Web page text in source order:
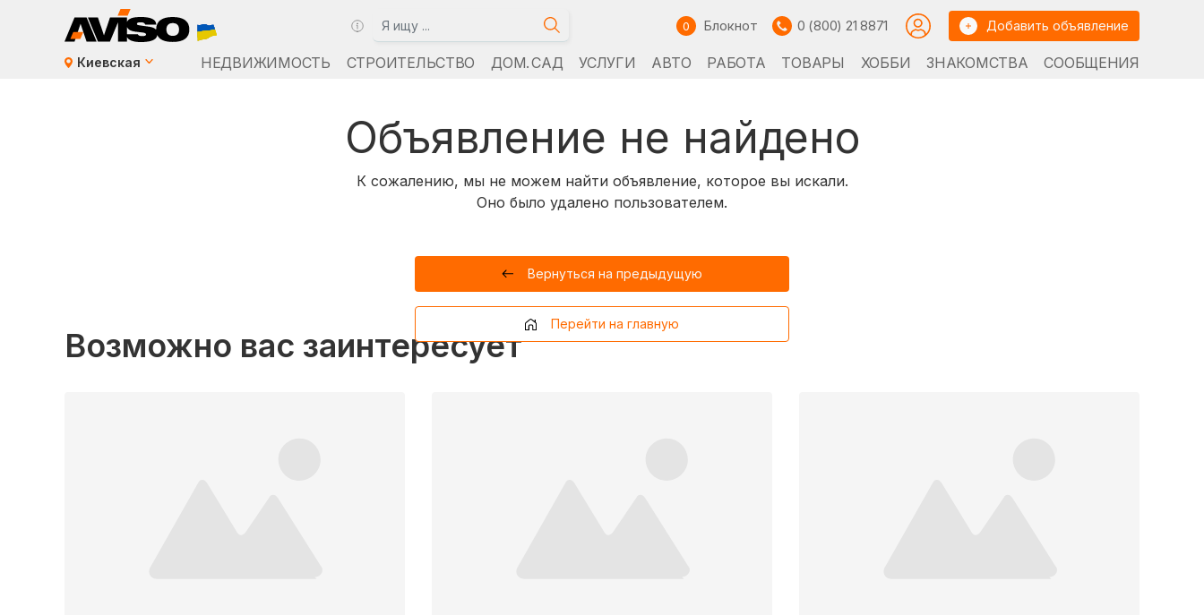
0 Блокнот 0 (800) 21 8871 Добавить объявление
Киевская НЕДВИЖИМОСТЬ СТРОИТЕЛЬСТВО ДОМ. САД УСЛУГИ АВТО РАБОТА ТОВАРЫ ХОББИ ЗНАКОМСТВА СООБЩЕНИЯ
Объявление не найдено
К сожалению, мы не можем найти объявление, которое вы искали.
Оно было удалено пользователем.
Вернуться на предыдущую
Перейти на главную
Возможно вас заинтересует